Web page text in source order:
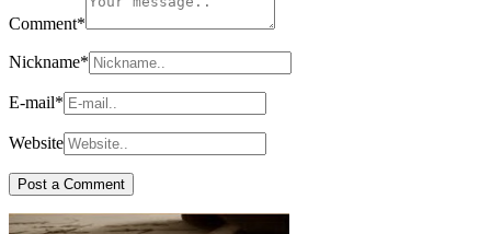
Comment*
Nickname*
E-mail*
Website